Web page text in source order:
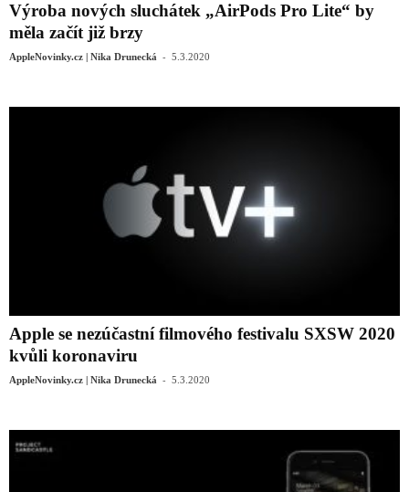
Výroba nových sluchátek „AirPods Pro Lite“ by
měla začít již brzy
AppleNovinky.cz | Nika Drunecká - 5.3.2020
Apple se nezúčastní filmového festivalu SXSW 2020
kvůli koronaviru
AppleNovinky.cz | Nika Drunecká - 5.3.2020